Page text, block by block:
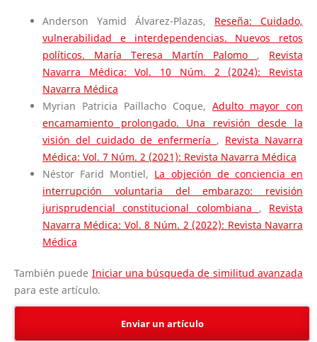
Anderson Yamid Álvarez-Plazas, Reseña: Cuidado,
vulnerabilidad e interdependencias. Nuevos retos
políticos. María Teresa Martín Palomo , Revista
Navarra Médica: Vol. 10 Núm. 2 (2024): Revista
Navarra Médica
Myrian Patricia Paillacho Coque,Adulto mayor con
encamamiento prolongado. Una revisión desde la
visión del cuidado de enfermería , Revista Navarra
Médica: Vol. 7 Núm. 2 (2021): Revista Navarra Médica
Néstor Farid Montiel, La objeción de conciencia en
interrupción voluntaria del embarazo: revisión
jurisprudencial constitucional colombiana , Revista
Navarra Médica: Vol. 8 Núm. 2 (2022): Revista Navarra
Médica
También puede Iniciar una búsqueda de similitud avanzada
para este artículo.
Enviar un artículo